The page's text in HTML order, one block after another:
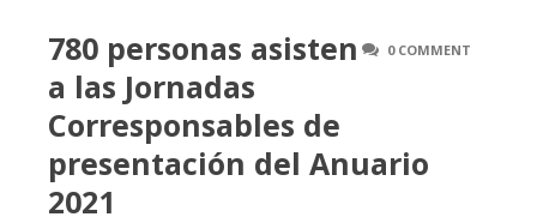
0 COMMENT
780 personas asisten
a las Jornadas
Corresponsables de
presentación del Anuario
2021